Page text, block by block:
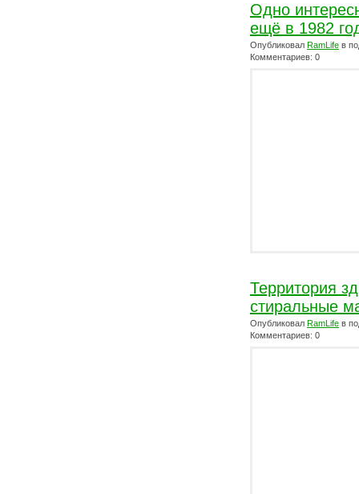
Одно
ещё в 1982
Опубликовал RamLife в
Комментариев: 0
Территория
стиральные
Опубликовал RamLife в
Комментариев: 0